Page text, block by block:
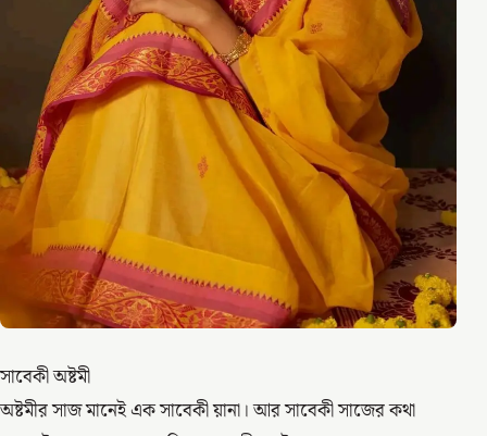
সাবেকী অষ্টমী
অষ্টমীর সাজ মানেই এক সাবেকী য়ানা। আর সাবেকী সাজের কথা